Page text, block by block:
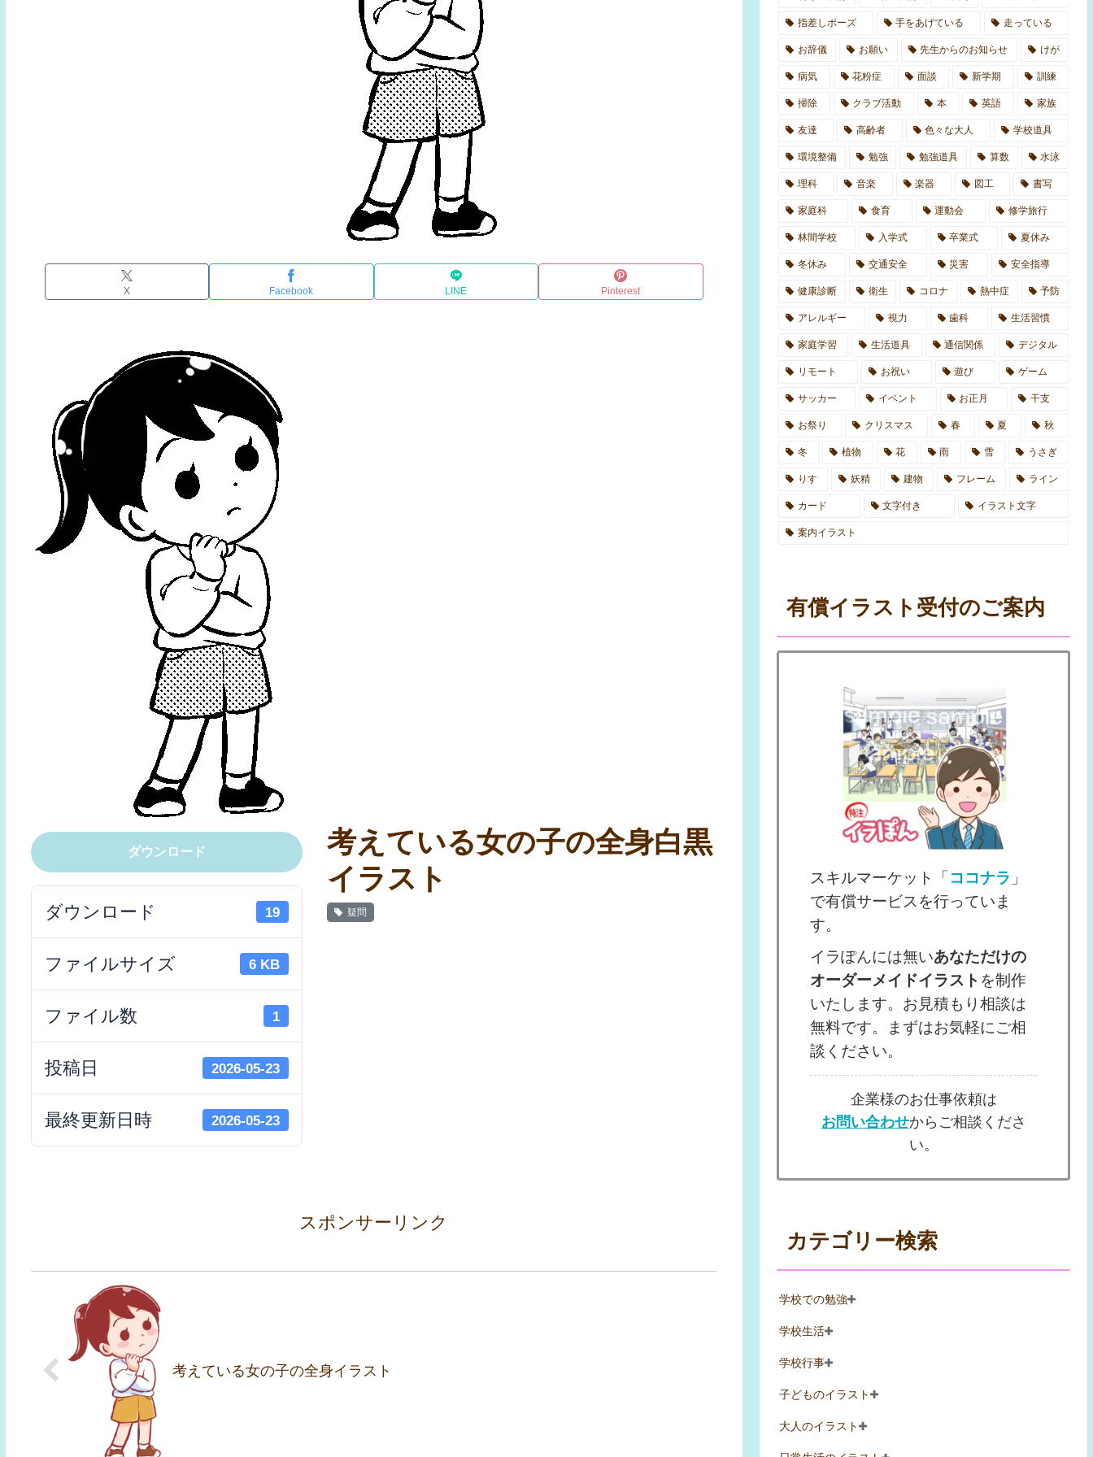
X Facebook LINE Pinterest
ダウンロード
ダウンロード 19
ファイルサイズ 6 KB
ファイル数 1
投稿日 2026-05-23
最終更新日時 2026-05-23
考えている女の子の全身白黒
イラスト
疑問
スポンサーリンク
考えている女の子の全身イラスト
指差しポーズ 手をあげている 走っている
お辞儀 お願い 先生からのお知らせ けが
病気 花粉症 面談 新学期 訓練
掃除 クラブ活動 本 英語 家族
友達 高齢者 色々な大人 学校道具
環境整備 勉強 勉強道具 算数 水泳
理科 音楽 楽器 図工 書写
家庭科 食育 運動会 修学旅行
林間学校 入学式 卒業式 夏休み
冬休み 交通安全 災害 安全指導
健康診断 衛生 コロナ 熱中症 予防
アレルギー 視力 歯科 生活習慣
家庭学習 生活道具 通信関係 デジタル
リモート お祝い 遊び ゲーム
サッカー イベント お正月 干支
お祭り クリスマス 春 夏 秋
冬 植物 花 雨 雪 うさぎ
りす 妖精 建物 フレーム ライン
カード 文字付き イラスト文字
案内イラスト
有償イラスト受付のご案内
スキルマーケット「ココナラ 」
で有償サービスを行っていま
す。
イラぽんには無いあなただけの
オーダーメイドイラスト を制作
いたします。お見積もり相談は
無料です。まずはお気軽にご相
談ください。
企業様のお仕事依頼は
お問い合わせからご相談くださ
い。
カテゴリー検索
学校での勉強
学校生活
学校行事
子どものイラスト
大人のイラスト